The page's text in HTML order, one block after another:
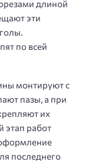
длиной
эти
по всей
монтируют с
пазы, а при
их
этап работ
последнего